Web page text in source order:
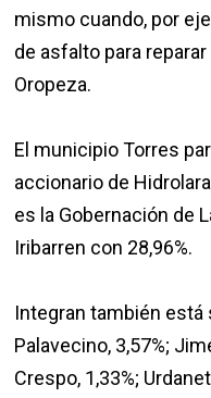
mismo cuando, por
de asfalto para
Oropeza.
El municipio Torres
accionario de
es la Gobernación de
Iribarren con 28,96%.
Integran también
Palavecino, 3,57%;
Crespo, 1,33%;